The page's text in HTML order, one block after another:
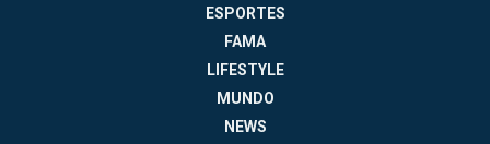
ESPORTES
FAMA
LIFESTYLE
MUNDO
NEWS